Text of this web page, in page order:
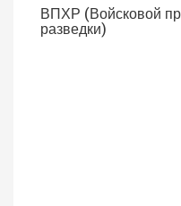
ВПХР (Войсковой
разведки)